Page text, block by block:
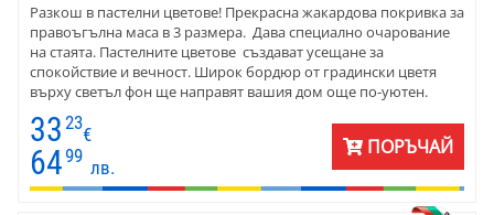
Разкош в пастелни цветове! Прекрасна жакардова покривка за
правоъгълна маса в 3 размера. Дава специално очарование
на стаята. Пастелните цветове създават усещане за
спокойствие и вечност. Широк бордюр от градински цветя
върху светъл фон ще направят вашия дом още по-уютен.
Покривката е подходяща за различен тип интериор - от масив
до елегантно стъкло и метал. Стилът е винтидж . Жакардовата
покривка е подходяща за подарък за приятелка и за наредба
на дома. Може да се използва през цялата година.
33 23
€
6499
лв.
ПОРЪЧАЙ